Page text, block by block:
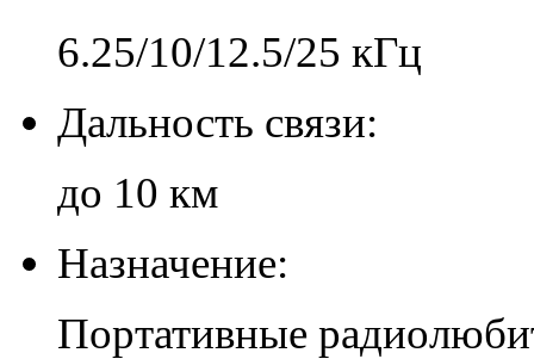
6.25/10/12.5/25 кГц
Дальность связи:
до 10 км
Назначение:
Портативные